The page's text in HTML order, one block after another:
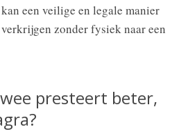
een veilige en legale manier
zonder fysiek naar een
presteert beter,